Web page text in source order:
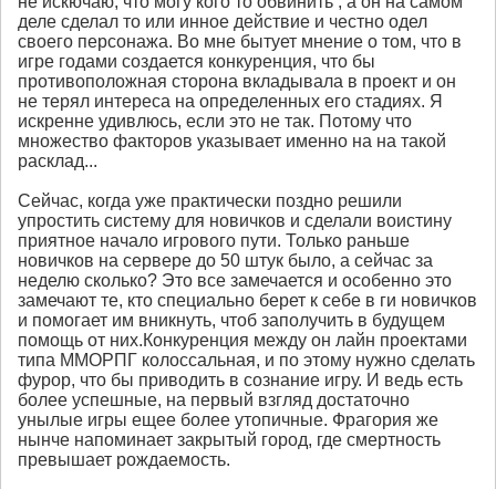
деле сделал то или инное действие и честно одел
своего персонажа. Во мне бытует мнение о том, что в
игре годами создается конкуренция, что бы
противоположная сторона вкладывала в проект и он
не терял интереса на определенных его стадиях. Я
искренне удивлюсь, если это не так. Потому что
множество факторов указывает именно на на такой
расклад...
Сейчас, когда уже практически поздно решили
упростить систему для новичков и сделали воистину
приятное начало игрового пути. Только раньше
новичков на сервере до 50 штук было, а сейчас за
неделю сколько? Это все замечается и особенно это
замечают те, кто специально берет к себе в ги новичков
и помогает им вникнуть, чтоб заполучить в будущем
помощь от них.Конкуренция между он лайн проектами
типа ММОРПГ колоссальная, и по этому нужно сделать
фурор, что бы приводить в сознание игру. И ведь есть
более успешные, на первый взгляд достаточно
унылые игры ещее более утопичные. Фрагория же
нынче напоминает закрытый город, где смертность
превышает рождаемость.